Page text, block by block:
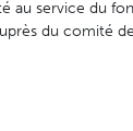
au service du
du comité